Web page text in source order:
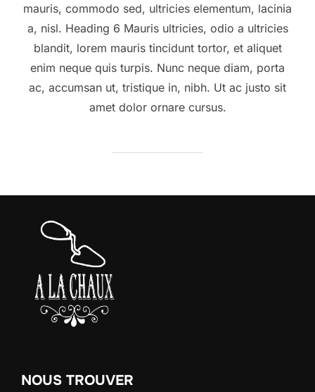
mauris, commodo sed, ultricies elementum, lacinia
a, nisl. Heading 6 Mauris ultricies, odio a ultricies
blandit, lorem mauris tincidunt tortor, et aliquet
enim neque quis turpis. Nunc neque diam, porta
ac, accumsan ut, tristique in, nibh. Ut ac justo sit
amet dolor ornare cursus.
NOUS TROUVER